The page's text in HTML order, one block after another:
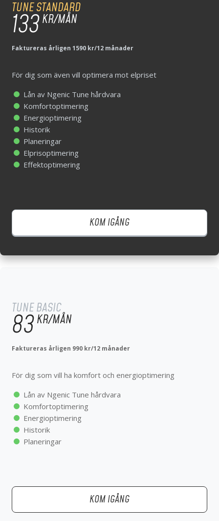
99 KR/MÅN
För dig som vill ha komfort och energioptimering
Lån av Ngenic Tune hårdvara
Energioptimering
Historik
Planeringar
TUNE STANDARD
159 KR/MÅN
Lån av Ngenic Tune hårdvara
Komfortoptimering
Energioptimering
Historik
Planeringar
Elprisoptimering
Effektoptimering
KOM IGÅNG
TUNE BASIC
83KR/MÅN
Faktureras årligen 990 kr/12 månader
För dig som vill ha komfort och energioptimering
Lån av Ngenic Tune hårdvara
Komfortoptimering
Energioptimering
Historik
Planeringar
KOM IGÅNG
TUNE STANDARD
133KR/MÅN
Faktureras årligen 1590 kr/12 månader
För dig som även vill optimera mot elpriset
Lån av Ngenic Tune hårdvara
Komfortoptimering
Energioptimering
Historik
Planeringar
Elprisoptimering
Effektoptimering
KOM IGÅNG